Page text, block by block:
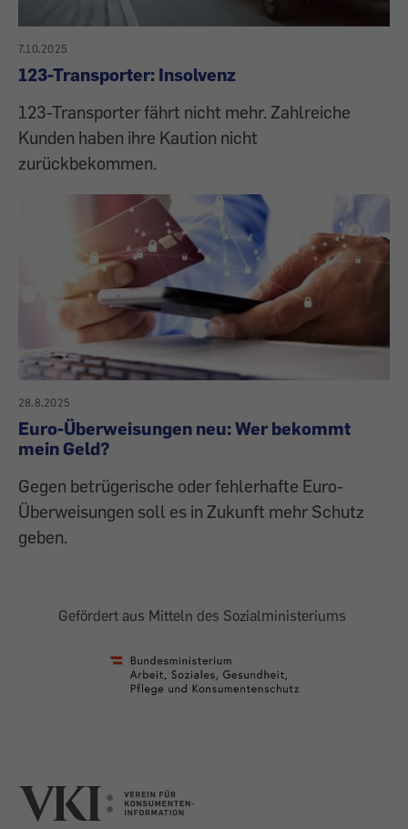
7.10.2025
123-Transporter: Insolvenz
123-Transporter fährt nicht mehr. Zahlreiche
Kunden haben ihre Kaution nicht
zurückbekommen.
28.8.2025
Euro-Überweisungen neu: Wer bekommt
mein Geld?
Gegen betrügerische oder fehlerhafte Euro-
Überweisungen soll es in Zukunft mehr Schutz
geben.
Gefördert aus Mitteln des Sozialministeriums